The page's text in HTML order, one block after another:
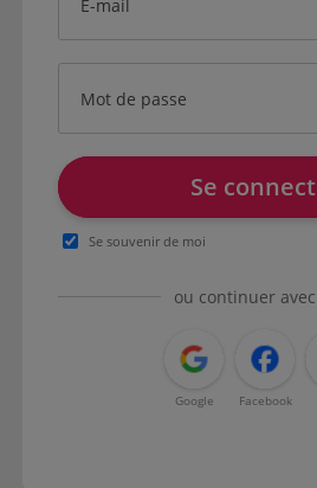
E-mail
Mot de passe
Se
Se souvenir de moi
ou continuer avec
Google Facebook